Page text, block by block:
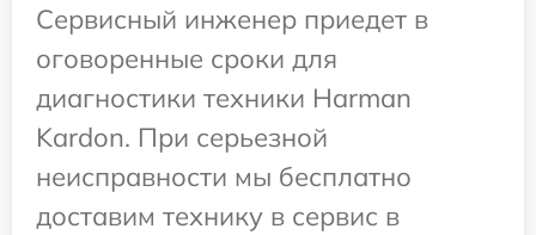
Сервисный инженер приедет в
оговоренные сроки для
диагностики техники Harman
Kardon. При серьезной
неисправности мы бесплатно
доставим технику в сервис в